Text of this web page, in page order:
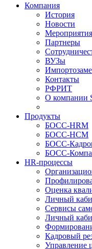
Компания
История
Новости
Мероприятия
Партнеры
ВУЗы
Контакты
РФРИТ
О компании
Продукты
БОСС-HRM
БОСС-HCM
БОСС-
БОСС-
HR-процессы
Оценка
Личный
Сервисы
Личный
Кадровый
Управление